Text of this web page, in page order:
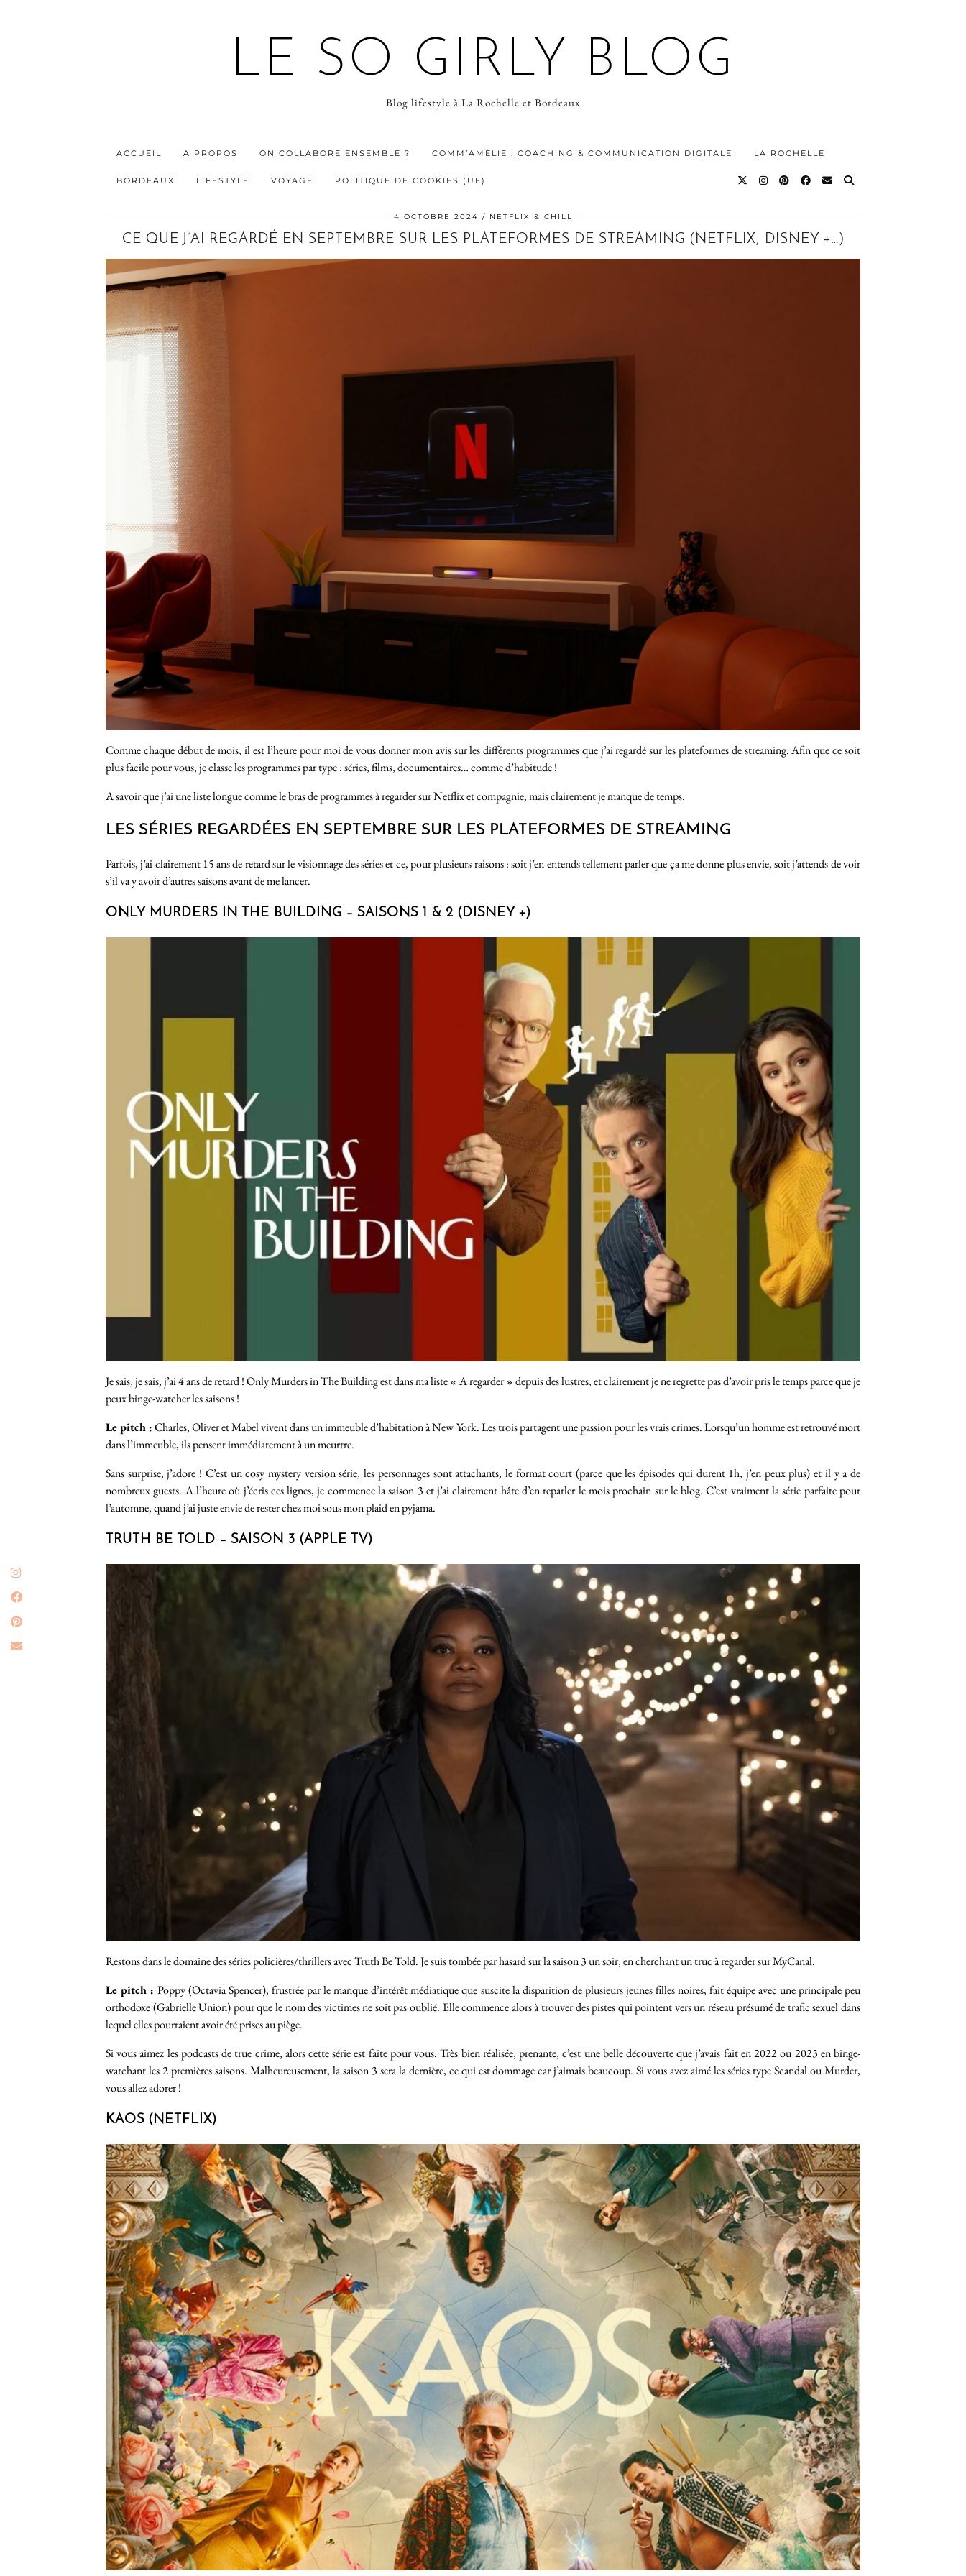
LE SO GIRLY BLOG
Blog lifestyle à La Rochelle et Bordeaux
ACCUEIL A PROPOS ON COLLABORE ENSEMBLE ? COMM’AMÉLIE : COACHING & COMMUNICATION DIGITALE LA ROCHELLE
BORDEAUX LIFESTYLE VOYAGE POLITIQUE DE COOKIES (UE)
4 OCTOBRE 2024 NETFLIX & CHILL
CE QUE J’AI REGARDÉ EN SEPTEMBRE SUR LES PLATEFORMES DE STREAMING (NETFLIX, DISNEY +…)
Comme chaque début de mois, il est l’heure pour moi de vous donner mon avis sur les différents programmes que j’ai regardé sur les plateformes de streaming. Afin que ce soit
plus facile pour vous, je classe les programmes par type : séries, films, documentaires… comme d’habitude !
A savoir que j’ai une liste longue comme le bras de programmes à regarder sur Netflix et compagnie, mais clairement je manque de temps.
LES SÉRIES REGARDÉES EN SEPTEMBRE SUR LES PLATEFORMES DE STREAMING
Parfois, j’ai clairement 15 ans de retard sur le visionnage des séries et ce, pour plusieurs raisons : soit j’en entends tellement parler que ça me donne plus envie, soit j’attends de voir
s’il va y avoir d’autres saisons avant de me lancer.
ONLY MURDERS IN THE BUILDING – SAISONS 1 & 2 (DISNEY +)
Je sais, je sais, j’ai 4 ans de retard ! Only Murders in The Building est dans ma liste « A regarder » depuis des lustres, et clairement je ne regrette pas d’avoir pris le temps parce que je
peux binge-watcher les saisons !
Le pitch :Charles, Oliver et Mabel vivent dans un immeuble d’habitation à New York. Les trois partagent une passion pour les vrais crimes. Lorsqu’un homme est retrouvé mort
dans l’immeuble, ils pensent immédiatement à un meurtre.
Sans surprise, j’adore ! C’est un cosy mystery version série, les personnages sont attachants, le format court (parce que les épisodes qui durent 1h, j’en peux plus) et il y a de
nombreux guests. A l’heure où j’écris ces lignes, je commence la saison 3 et j’ai clairement hâte d’en reparler le mois prochain sur le blog. C’est vraiment la série parfaite pour
l’automne, quand j’ai juste envie de rester chez moi sous mon plaid en pyjama.
TRUTH BE TOLD – SAISON 3 (APPLE TV)
Restons dans le domaine des séries policières/thrillers avec Truth Be Told. Je suis tombée par hasard sur la saison 3 un soir, en cherchant un truc à regarder sur MyCanal.
Le pitch :Poppy (Octavia Spencer), frustrée par le manque d’intérêt médiatique que suscite la disparition de plusieurs jeunes filles noires, fait équipe avec une principale peu
orthodoxe (Gabrielle Union) pour que le nom des victimes ne soit pas oublié. Elle commence alors à trouver des pistes qui pointent vers un réseau présumé de trafic sexuel dans
lequel elles pourraient avoir été prises au piège.
Si vous aimez les podcasts de true crime, alors cette série est faite pour vous. Très bien réalisée, prenante, c’est une belle découverte que j’avais fait en 2022 ou 2023 en binge-
watchant les 2 premières saisons. Malheureusement, la saison 3 sera la dernière, ce qui est dommage car j’aimais beaucoup. Si vous avez aimé les séries type Scandal ou Murder,
vous allez adorer !
KAOS (NETFLIX)